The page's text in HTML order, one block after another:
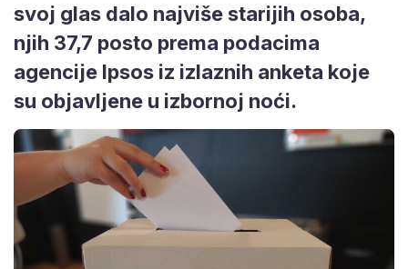
svoj glas dalo najviše starijih osoba,
njih 37,7 posto prema podacima
agencije Ipsos iz izlaznih anketa koje
su objavljene u izbornoj noći.